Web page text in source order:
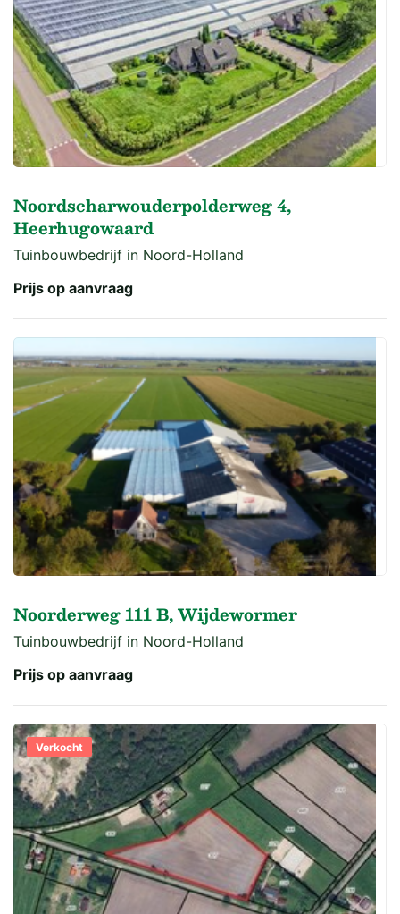
Noordscharwouderpolderweg 4,
Heerhugowaard
Tuinbouwbedrijf in Noord-Holland
Prijs op aanvraag
Noorderweg 111 B, Wijdewormer
Tuinbouwbedrijf in Noord-Holland
Prijs op aanvraag
Verkocht